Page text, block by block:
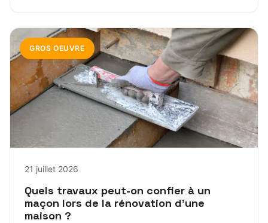
GROS OEUVRE
21 juillet 2026
Quels travaux peut-on confier à un
maçon lors de la rénovation d’une
maison ?